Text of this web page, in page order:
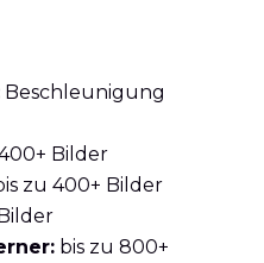
Beschleunigung
Bilder
zu 400+ Bilder
bis zu 800+